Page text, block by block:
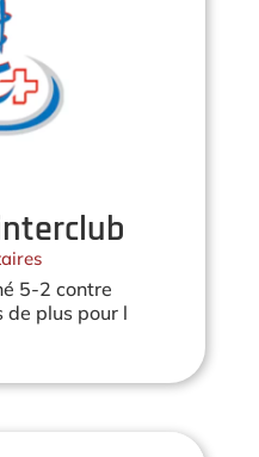
5-2 contre
de plus pour l